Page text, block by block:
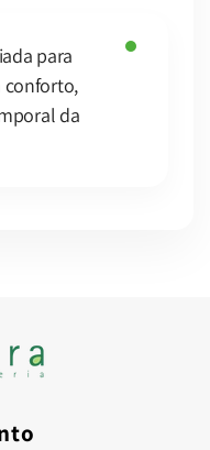
para
conforto,
da